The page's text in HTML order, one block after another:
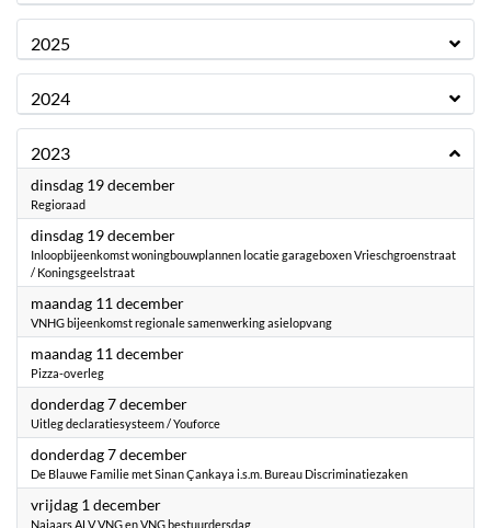
2025
2024
2023
dinsdag 19 december2023
Regioraad
dinsdag 19 december2023
Inloopbijeenkomst woningbouwplannen locatie garageboxen Vrieschgroenstraat
/ Koningsgeelstraat
maandag 11 december2023
VNHG bijeenkomst regionale samenwerking asielopvang
maandag 11 december2023
Pizza-overleg
donderdag 7 december2023
Uitleg declaratiesysteem / Youforce
donderdag 7 december2023
De Blauwe Familie met Sinan Çankaya i.s.m. Bureau Discriminatiezaken
vrijdag 1 december2023
Najaars ALV VNG en VNG bestuurdersdag